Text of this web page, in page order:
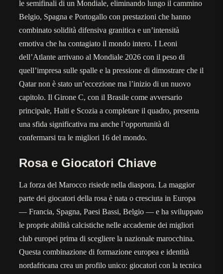
le semifinali di un Mondiale, eliminando lungo il cammino
Belgio, Spagna e Portogallo con prestazioni che hanno
combinato solidità difensiva granitica e un’intensità
emotiva che ha contagiato il mondo intero. I Leoni
dell’Atlante arrivano al Mondiale 2026 con il peso di
quell’impresa sulle spalle e la pressione di dimostrare che il
Qatar non è stato un’eccezione ma l’inizio di un nuovo
capitolo. Il Girone C, con il Brasile come avversario
principale, Haiti e Scozia a completare il quadro, presenta
una sfida significativa ma anche l’opportunità di
confermarsi tra le migliori 16 del mondo.
Rosa e Giocatori Chiave
La forza del Marocco risiede nella diaspora. La maggior
parte dei giocatori della rosa è nata o cresciuta in Europa
— Francia, Spagna, Paesi Bassi, Belgio — e ha sviluppato
le proprie abilità calcistiche nelle accademie dei migliori
club europei prima di scegliere la nazionale marocchina.
Questa combinazione di formazione europea e identità
nordafricana crea un profilo unico: giocatori con la tecnica